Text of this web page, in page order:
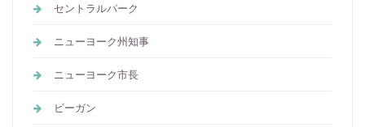
セントラルパーク
ニューヨーク州知事
ニューヨーク市長
ビーガン